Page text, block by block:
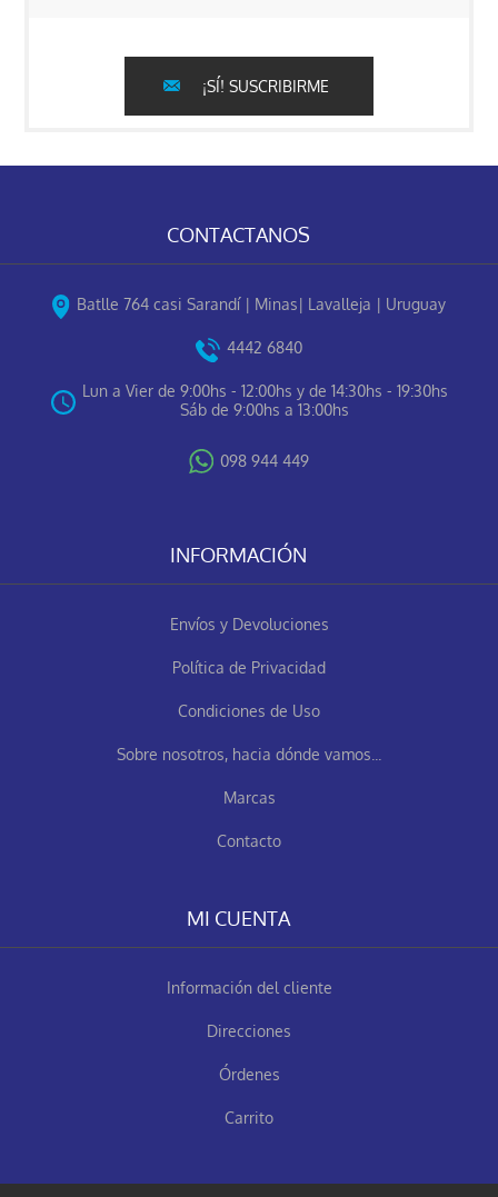
¡SÍ! SUSCRIBIRME
CONTACTANOS
Batlle 764 casi Sarandí | Minas| Lavalleja | Uruguay
4442 6840
Lun a Vier de 9:00hs - 12:00hs y de 14:30hs - 19:30hs
Sáb de 9:00hs a 13:00hs
098 944 449
INFORMACIÓN
Envíos y Devoluciones
Política de Privacidad
Condiciones de Uso
Sobre nosotros, hacia dónde vamos...
Marcas
Contacto
MI CUENTA
Información del cliente
Direcciones
Órdenes
Carrito